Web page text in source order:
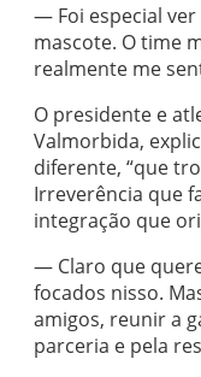
— Foi especial
mascote. O time
realmente me
O presidente e
Valmorbida,
diferente, “que
Irreverência que
integração que
— Claro que
focados nisso.
amigos, reunir a
parceria e pela